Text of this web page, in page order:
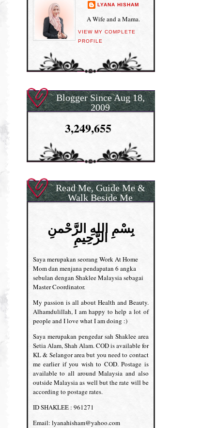
LYANA HISHAM
A Wife and a Mama.
VIEW MY COMPLETE
PROFILE
Blogger Since Aug 18,
2009
3,249,655
Read Me, Guide Me &
Walk Beside Me
بِسْمِ اللهِ الرَّحْمنِ
الرَّحِيمِ
Saya merupakan seorang Work At Home
Mom dan menjana pendapatan 6 angka
sebulan dengan Shaklee Malaysia sebagai
Master Coordinator.
My passion is all about Health and Beauty.
Alhamdulillah, I am happy to help a lot of
people and I love what I am doing :)
Saya merupakan pengedar sah Shaklee area
Setia Alam, Shah Alam. COD is available for
KL & Selangor area but you need to contact
me earlier if you wish to COD. Postage is
available to all around Malaysia and also
outside Malaysia as well but the rate will be
according to postage rates.
ID SHAKLEE : 961271
Email: lyanahisham@yahoo.com